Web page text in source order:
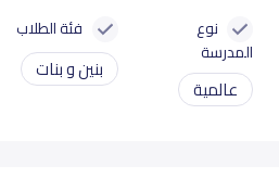
نوع
المدرسة
عالمية
فئة الطلاب
بنين و بنات